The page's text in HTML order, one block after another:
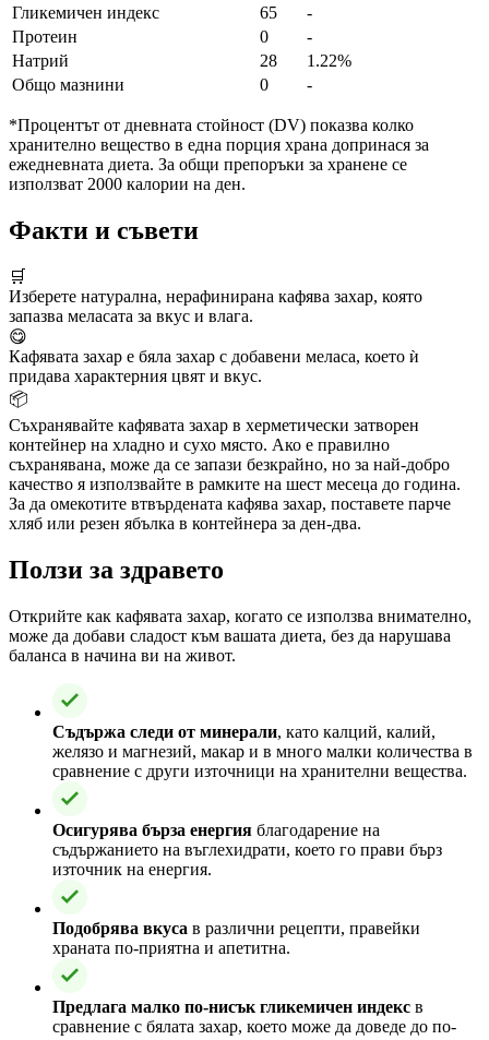
Гликемичен индекс
65
-
Протеин
0
-
Натрий
28
1.22%
Общо мазнини
0 -
*Процентът от дневната стойност (DV) показва колко
хранително вещество в една порция храна допринася за
ежедневната диета. За общи препоръки за хранене се
използват 2000 калории на ден.
Факти и съвети
🛒
Изберете натурална, нерафинирана кафява захар, която
запазва меласата за вкус и влага.
😋
Кафявата захар е бяла захар с добавени меласа, което ѝ
придава характерния цвят и вкус.
📦
Съхранявайте кафявата захар в херметически затворен
контейнер на хладно и сухо място. Ако е правилно
съхранявана, може да се запази безкрайно, но за най-добро
качество я използвайте в рамките на шест месеца до година.
За да омекотите втвърдената кафява захар, поставете парче
хляб или резен ябълка в контейнера за ден-два.
Ползи за здравето
Открийте как кафявата захар, когато се използва внимателно,
може да добави сладост към вашата диета, без да нарушава
баланса в начина ви на живот.
Съдържа следи от минерали, като калций, калий,
желязо и магнезий, макар и в много малки количества в
сравнение с други източници на хранителни вещества.
Осигурява бърза енергия благодарение на
съдържанието на въглехидрати, което го прави бърз
източник на енергия.
Подобрява вкуса в различни рецепти, правейки
храната по-приятна и апетитна.
Предлага малко по-нисък гликемичен индекс в
сравнение с бялата захар, което може да доведе до по-